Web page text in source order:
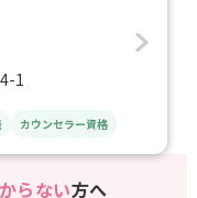
1
カウンセラー資格
らない方へ